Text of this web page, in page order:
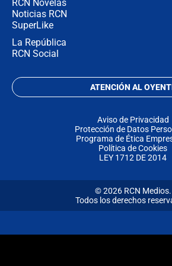
RCN Novelas
Noticias RCN
SuperLike
La República
RCN Social
ATENCIÓN AL
Aviso de Privacidad
Protección de Datos
Programa de Ética
Política de Cookies
LEY 1712 DE 2014
© 2026 RCN Medios.
Todos los derechos